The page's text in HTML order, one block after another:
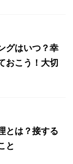
グはいつ？幸
おこう！大切
とは？接する
と